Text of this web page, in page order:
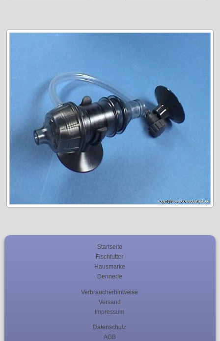
Startseite
Fischfutter
Hausmarke
Dennerle
Verbraucherhinweise
Versand
Impressum
Datenschutz
AGB